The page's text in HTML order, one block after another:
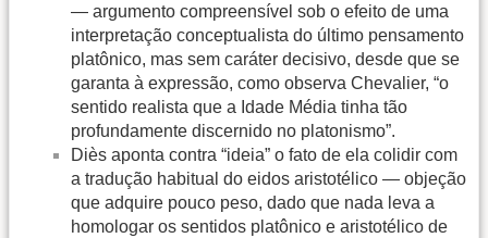
— argumento compreensível sob o efeito de uma
interpretação conceptualista do último pensamento
platônico, mas sem caráter decisivo, desde que se
garanta à expressão, como observa Chevalier, “o
sentido realista que a Idade Média tinha tão
profundamente discernido no platonismo”.
Diès aponta contra “ideia” o fato de ela colidir com
a tradução habitual do eidos aristotélico — objeção
que adquire pouco peso, dado que nada leva a
homologar os sentidos platônico e aristotélico de